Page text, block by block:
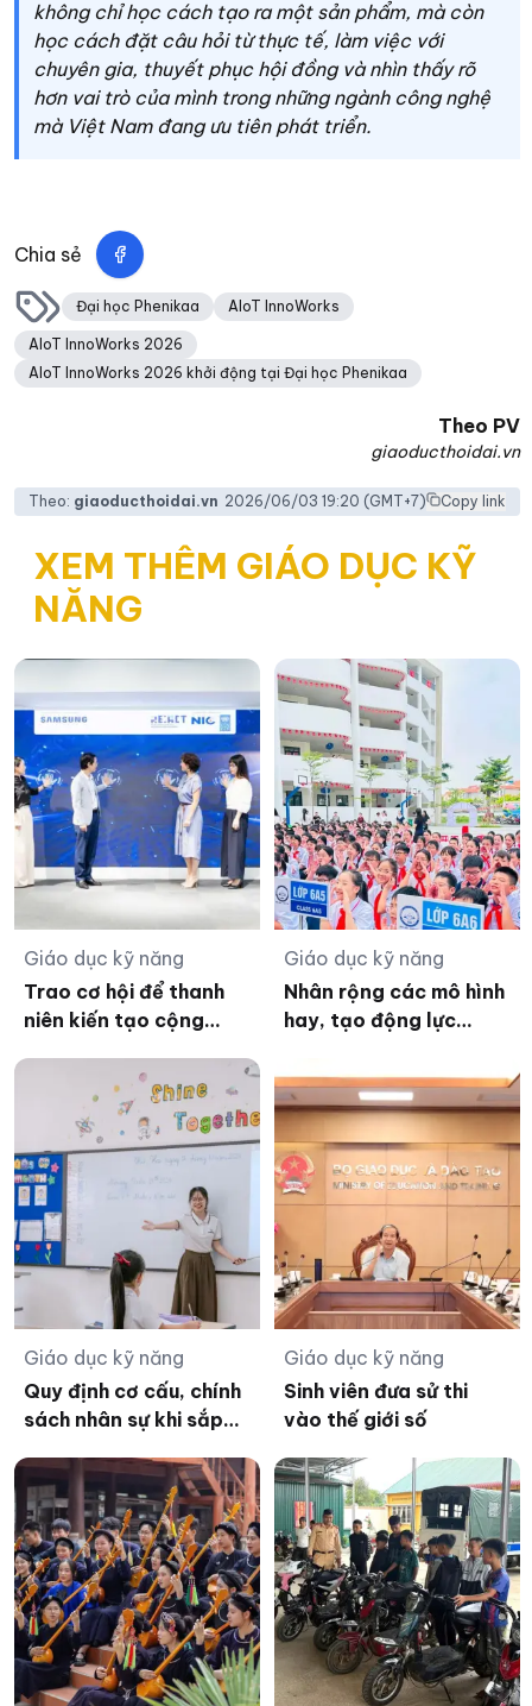
không chỉ học cách tạo ra một sản phẩm, mà còn
học cách đặt câu hỏi từ thực tế, làm việc với
chuyên gia, thuyết phục hội đồng và nhìn thấy rõ
hơn vai trò của mình trong những ngành công nghệ
mà Việt Nam đang ưu tiên phát triển.
Chia sẻ
Đại học Phenikaa AIoT InnoWorks
AIoT InnoWorks 2026
AIoT InnoWorks 2026 khởi động tại Đại học Phenikaa
Theo PV
giaoducthoidai.vn
Theo: giaoducthoidai.vn 2026/06/03 19:20 (GMT+7) Copy link
XEM THÊM GIÁO DỤC KỸ
NĂNG
Giáo dục kỹ năng
Trao cơ hội để thanh
niên kiến tạo cộng
Giáo dục kỹ năng
Nhân rộng các mô hình
hay, tạo động lực
đường
Giáo dục kỹ năng
Quy định cơ cấu, chính
sách nhân sự khi sắp
công lập
Giáo dục kỹ năng
Sinh viên đưa sử thi
vào thế giới số